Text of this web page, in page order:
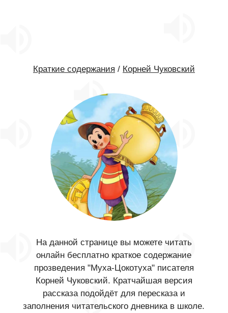
Краткие содержания / Корней Чуковский
На данной странице вы можете читать
онлайн бесплатно краткое содержание
прозведения "Муха-Цокотуха" писателя
Корней Чуковский. Кратчайшая версия
рассказа подойдёт для пересказа и
заполнения читательского дневника в школе.